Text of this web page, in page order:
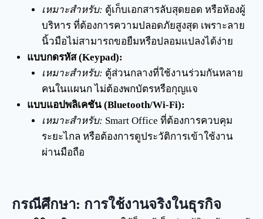
เหมาะสำหรับ: ตู้เก็บเอกสารลับสุดยอด หรือห้องผู้
บริหาร ที่ต้องการความปลอดภัยสูงสุด เพราะลาย
นิ้วมือไม่สามารถขอยืมหรือปลอมแปลงได้ง่าย
แบบกดรหัส (Keypad):
เหมาะสำหรับ: ตู้ส่วนกลางที่ใช้งานร่วมกันหลาย
คนในแผนก ไม่ต้องพกบัตรหรือกุญแจ
แบบแอปพลิเคชัน (Bluetooth/Wi-Fi):
เหมาะสำหรับ: Smart Office ที่ต้องการควบคุม
ระยะไกล หรือต้องการดูประวัติการเข้าใช้งาน
ผ่านมือถือ
กรณีศึกษา: การใช้งานจริงในธุรกิจ